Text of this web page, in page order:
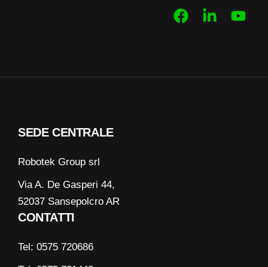
SEDE CENTRALE
Robotek Group srl
Via A. De Gasperi 44,
52037 Sansepolcro AR
CONTATTI
Tel: 0575 720686